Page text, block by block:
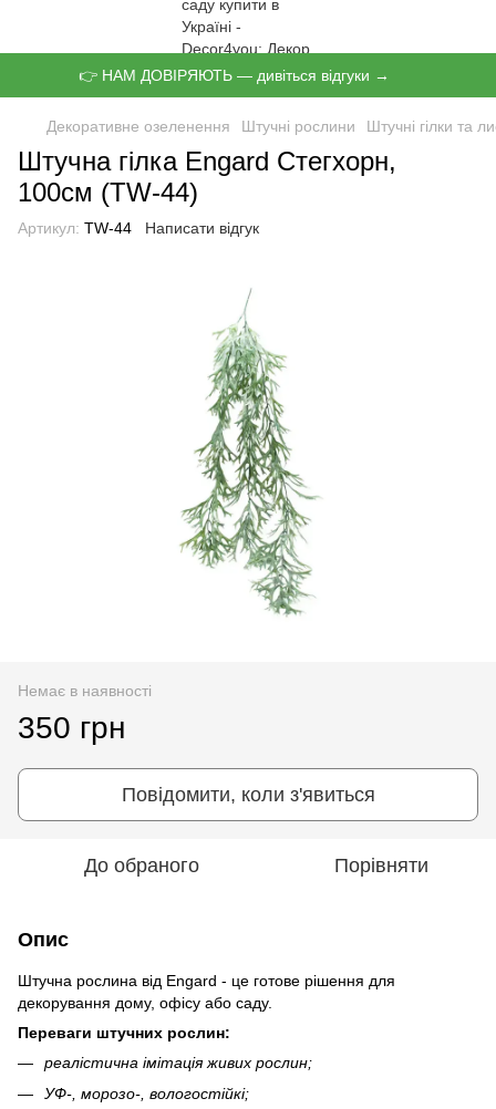
👉 НАМ ДОВІРЯЮТЬ — дивіться відгуки →
Декоративне озеленення Штучні рослини Штучні гілки та
Штучна гілка Engard Стегхорн,
100cм (TW-44)
Артикул: TW-44 Написати відгук
Немає в наявності
350 грн
Повідомити, коли з'явиться
До обраного Порівняти
Опис
Штучна рослина від Engard - це готове рішення для
декорування дому, офісу або саду.
Переваги штучних рослин:
реалістична імітація живих рослин;
УФ-, морозо-, вологостійкі;